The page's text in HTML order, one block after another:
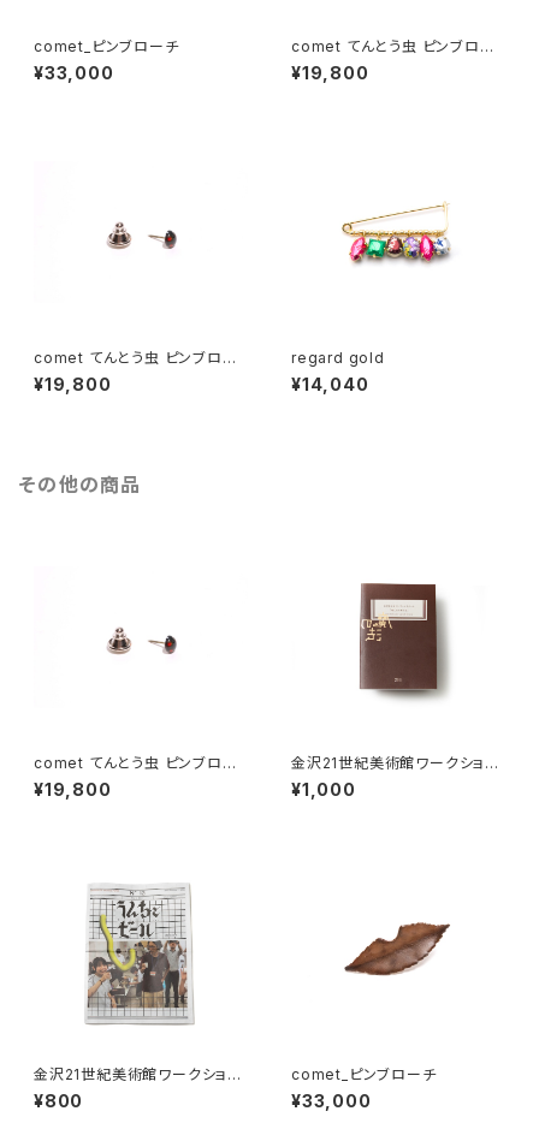
comet_ピンブローチ
¥33,000
comet てんとう虫 ピンブロー
チ
¥19,800
comet てんとう虫 ピンブロー
チ 黒
¥19,800
regard gold
¥14,040
その他の商品
comet てんとう虫 ピンブロー
チ 黒
¥19,800
金沢21世紀美術館ワークショッ
プ・アーカイブブック 2018-201
9
¥1,000
金沢21世紀美術館ワークショッ
プ・アーカイブブック 2023-20
24
¥800
comet_ピンブローチ
¥33,000